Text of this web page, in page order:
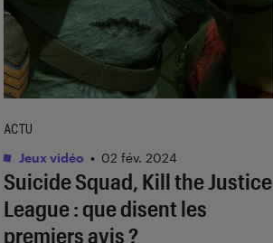
Suicide Squad, Kill the Justice
League: que disent les
premiers avis ?
ACTU
Jeux vidéo • 02 fév. 2024